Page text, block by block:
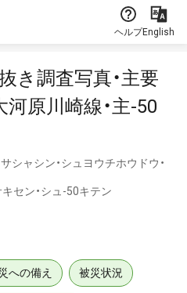
ヘルプEnglish
き調査写真・主要
河原川崎線・主-50
シャシン・シュヨウチホウドウ・
セン・シュ-50キテン
への備え 被災状況